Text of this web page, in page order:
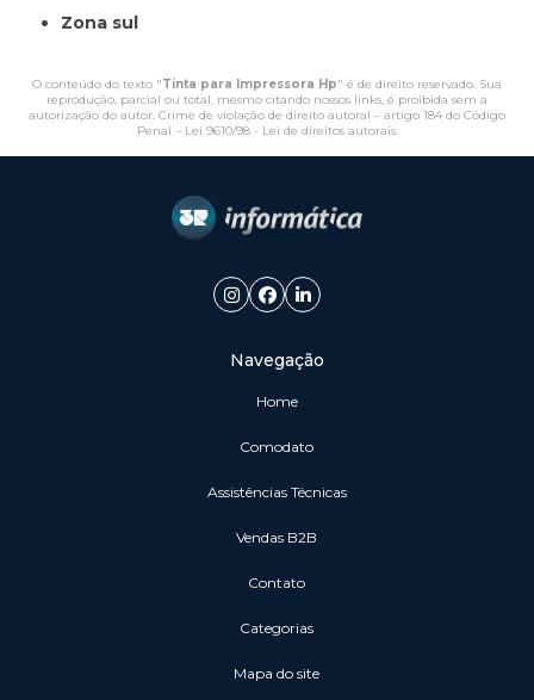
Zona sul
O conteúdo do texto "Tinta para Impressora Hp" é de direito reservado. Sua
reprodução, parcial ou total, mesmo citando nossos links, é proibida sem a
autorização do autor. Crime de violação de direito autoral – artigo 184 do Código
Penal – Lei 9610/98 - Lei de direitos autorais.
Navegação
Home
Comodato
Assistências Técnicas
vendas B2B
Contato
Categorias
Mapa do site